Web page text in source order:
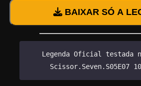
BAIXAR SÓ A
Legenda Oficial testada
Scissor.Seven.S05E07